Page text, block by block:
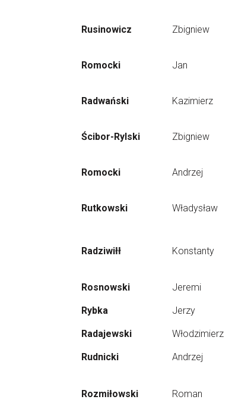
Rusinowicz Zbigniew
Romocki Jan
Radwański Kazimierz
Ścibor-Rylski Zbigniew
Romocki Andrzej
Rutkowski Władysław
Radziwiłł Konstanty
Rosnowski Jeremi
Rybka Jerzy
Radajewski Włodzimierz
Rudnicki Andrzej
Rozmiłowski Roman